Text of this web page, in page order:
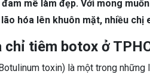
mê làm đẹp. Với mong
hóa lên khuôn mặt, nhiều
chỉ tiêm botox ở
toxin) là một trong